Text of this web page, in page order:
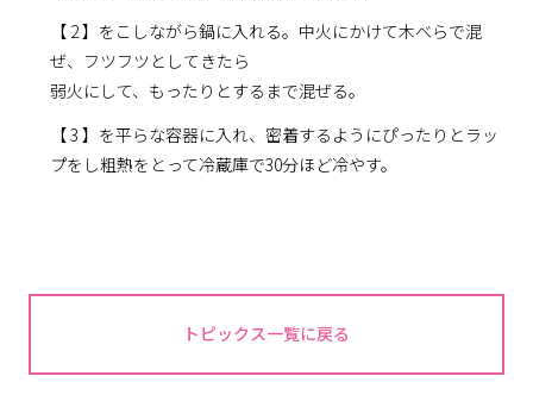
【 2 】をこしながら鍋に入れる。中火にかけて木べらで混
ぜ、フツフツとしてきたら
弱火にして、もったりとするまで混ぜる。
【 3 】を平らな容器に入れ、密着するようにぴったりとラッ
プをし粗熱をとって冷蔵庫で30分ほど冷やす。
トピックス一覧に戻る